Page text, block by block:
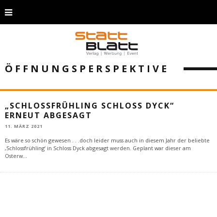
ÖFFNUNGSPERSPEKTIVE
„SCHLOSSFRÜHLING SCHLOSS DYCK“
ERNEUT ABGESAGT
11. MÄRZ 2021
Es wäre so schön gewesen . . .doch leider muss auch in diesem Jahr der beliebte
‚Schlossfrühling‘ in Schloss Dyck abgesagt werden. Geplant war dieser am
Osterw...